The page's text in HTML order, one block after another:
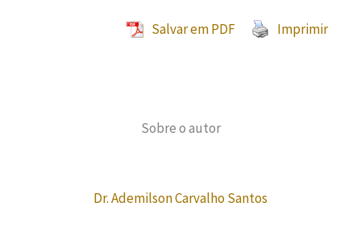
Salvar em PDF Imprimir
Sobre o autor
Dr. Ademilson Carvalho Santos